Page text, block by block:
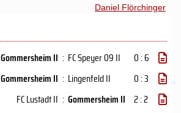
Daniel Flörchinger
Gommersheim II : FC Speyer 09 II
0 : 6
Gommersheim II : Lingenfeld II
0 : 3
FC Lustadt II : Gommersheim II 2 : 2